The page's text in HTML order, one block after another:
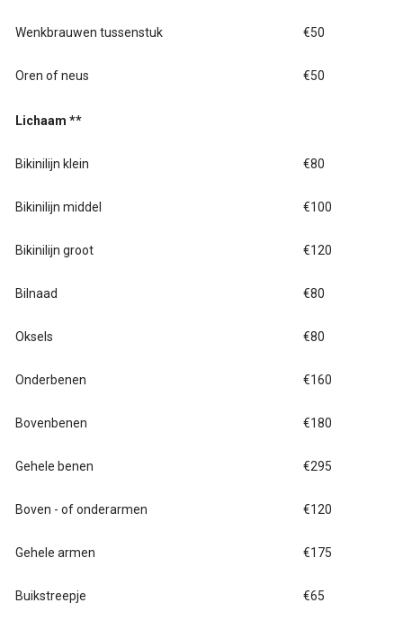
Wenkbrauwen tussenstuk €50
Oren of neus €50
Lichaam **
Bikinilijn klein €80
Bikinilijn middel €100
Bikinilijn groot €120
Bilnaad €80
Oksels €80
Onderbenen €160
Bovenbenen €180
Gehele benen €295
Boven - of onderarmen €120
Gehele armen €175
Buikstreepje €65